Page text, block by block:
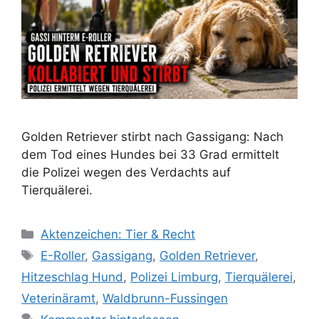
Golden Retriever stirbt nach Gassigang: Nach
dem Tod eines Hundes bei 33 Grad ermittelt
die Polizei wegen des Verdachts auf
Tierquälerei.
K
a
e
g
Aktenzeichen: Tier & Recht
S
l
E-Roller, Gassigang, Golden Retriever,
Hitzeschlag Hund , Polizei Limburg, Tierquälerei,
Veterinäramt, Waldbrunn-Fussingen